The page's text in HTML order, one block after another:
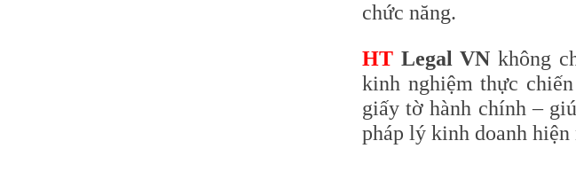
chức năng.
HT Legal VN không
kinh nghiệm thực
giấy tờ hành chính –
pháp lý kinh doanh hiện